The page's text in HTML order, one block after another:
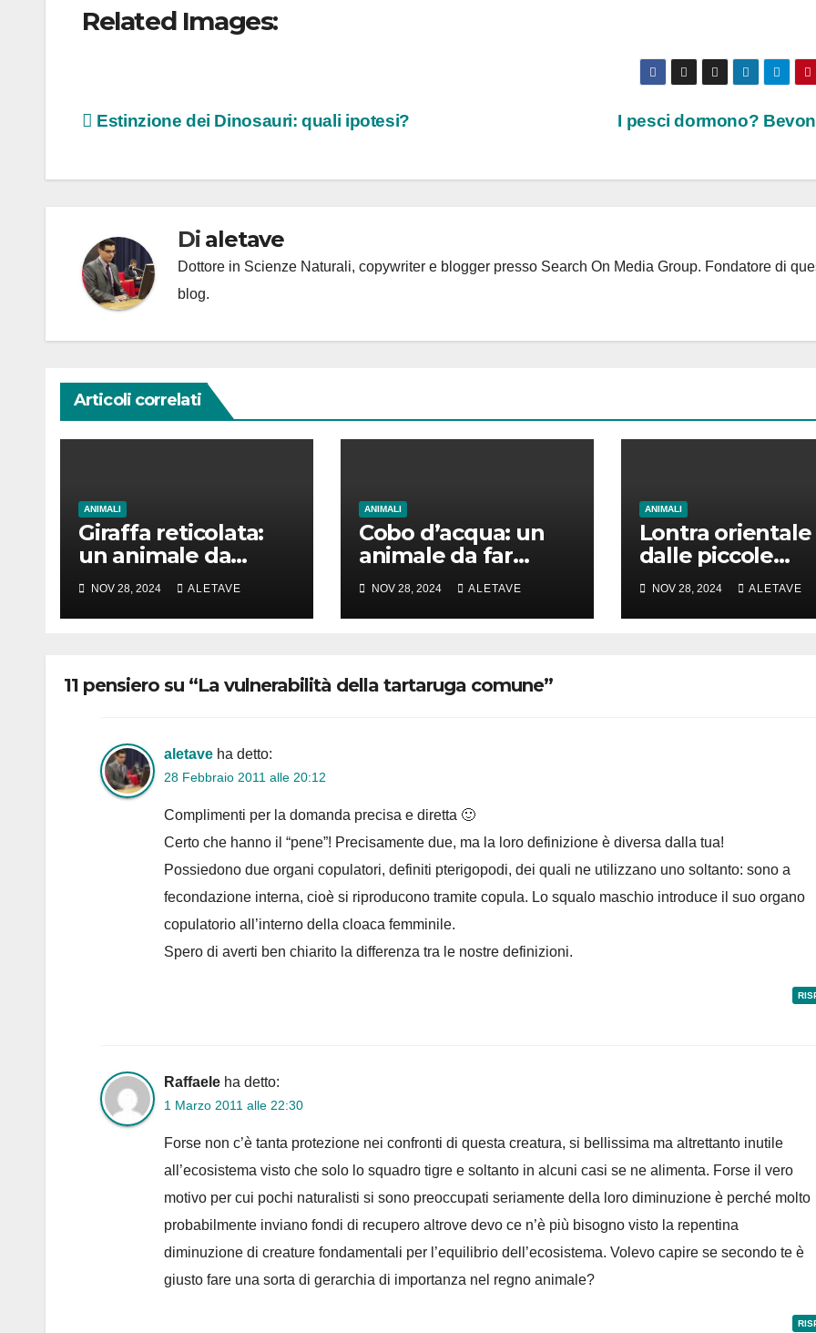
Related Images:
Navigazione
I pesci dormono?
Estinzione dei Dinosauri: quali ipotesi?
Di aletave
Dottore in Scienze Naturali, copywriter e blogger presso Search On Media Group. Fondatore di
blog.
Articoli correlati
ANIMALI
Giraffa reticolata:
un animale da
amare
NOV 28, 2024 ALETAVE
ANIMALI
Cobo d’acqua: un
animale da far
girare la testa
NOV 28, 2024 ALETAVE
ANIMALI
Lontra orientale
dalle piccole
unghie: un vero
animale di cui
parlare
NOV 28, 2024 ALETAVE
11 pensiero su “La vulnerabilità della tartaruga comune”
aletave ha detto:
28 Febbraio 2011 alle 20:12
Complimenti per la domanda precisa e diretta 🙂
Certo che hanno il “pene”! Precisamente due, ma la loro definizione è diversa dalla tua!
Possiedono due organi copulatori, definiti pterigopodi, dei quali ne utilizzano uno soltanto: sono a
fecondazione interna, cioè si riproducono tramite copula. Lo squalo maschio introduce il suo organo
copulatorio all’interno della cloaca femminile.
Spero di averti ben chiarito la differenza tra le nostre definizioni.
Raffaele ha detto:
1 Marzo 2011 alle 22:30
Forse non c’è tanta protezione nei confronti di questa creatura, si bellissima ma altrettanto inutile
all’ecosistema visto che solo lo squadro tigre e soltanto in alcuni casi se ne alimenta. Forse il vero
motivo per cui pochi naturalisti si sono preoccupati seriamente della loro diminuzione è perché molto
probabilmente inviano fondi di recupero altrove devo ce n’è più bisogno visto la repentina
diminuzione di creature fondamentali per l’equilibrio dell’ecosistema. Volevo capire se secondo te è
giusto fare una sorta di gerarchia di importanza nel regno animale?